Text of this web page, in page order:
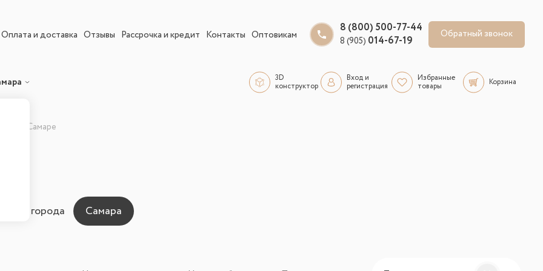
Оплата и доставка Отзывы Рассрочка и кредит Контакты Оптовикам
8 (800) 500-77-44
8 (905) 014-67-19 Обратный звонок
3D
конструктор
Вход и
регистрация
Избранные
товары
Корзина
в Самаре
для города